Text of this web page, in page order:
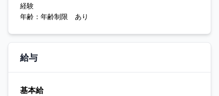
経験
年齢：年齢制限 あり
給与
基本給